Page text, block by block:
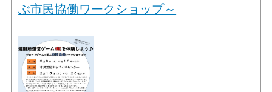
ぶ市民協働ワークショップ～